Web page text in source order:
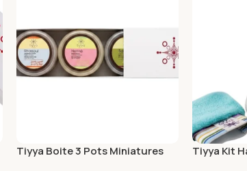
Tiyya Boite 3 Pots Miniatures
Tiyya Kit